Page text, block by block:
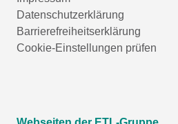
Datenschutzerklärung
Barrierefreiheitserklärung
Cookie-Einstellungen prüfen